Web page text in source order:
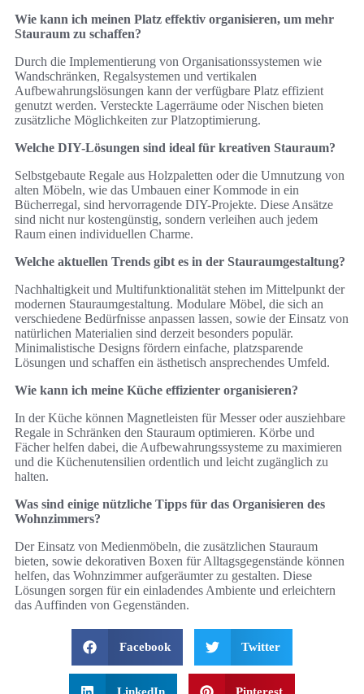
Wie kann ich meinen Platz effektiv organisieren, um mehr
Stauraum zu schaffen?
Durch die Implementierung von Organisationssystemen wie
Wandschränken, Regalsystemen und vertikalen
Aufbewahrungslösungen kann der verfügbare Platz effizient
genutzt werden. Versteckte Lagerräume oder Nischen bieten
zusätzliche Möglichkeiten zur Platzoptimierung.
Welche DIY-Lösungen sind ideal für kreativen Stauraum?
Selbstgebaute Regale aus Holzpaletten oder die Umnutzung von
alten Möbeln, wie das Umbauen einer Kommode in ein
Bücherregal, sind hervorragende DIY-Projekte. Diese Ansätze
sind nicht nur kostengünstig, sondern verleihen auch jedem
Raum einen individuellen Charme.
Welche aktuellen Trends gibt es in der Stauraumgestaltung?
Nachhaltigkeit und Multifunktionalität stehen im Mittelpunkt der
modernen Stauraumgestaltung. Modulare Möbel, die sich an
verschiedene Bedürfnisse anpassen lassen, sowie der Einsatz von
natürlichen Materialien sind derzeit besonders populär.
Minimalistische Designs fördern einfache, platzsparende
Lösungen und schaffen ein ästhetisch ansprechendes Umfeld.
Wie kann ich meine Küche effizienter organisieren?
In der Küche können Magnetleisten für Messer oder ausziehbare
Regale in Schränken den Stauraum optimieren. Körbe und
Fächer helfen dabei, die Aufbewahrungssysteme zu maximieren
und die Küchenutensilien ordentlich und leicht zugänglich zu
halten.
Was sind einige nützliche Tipps für das Organisieren des
Wohnzimmers?
Der Einsatz von Medienmöbeln, die zusätzlichen Stauraum
bieten, sowie dekorativen Boxen für Alltagsgegenstände können
helfen, das Wohnzimmer aufgeräumter zu gestalten. Diese
Lösungen sorgen für ein einladendes Ambiente und erleichtern
das Auffinden von Gegenständen.
Facebook Twitter